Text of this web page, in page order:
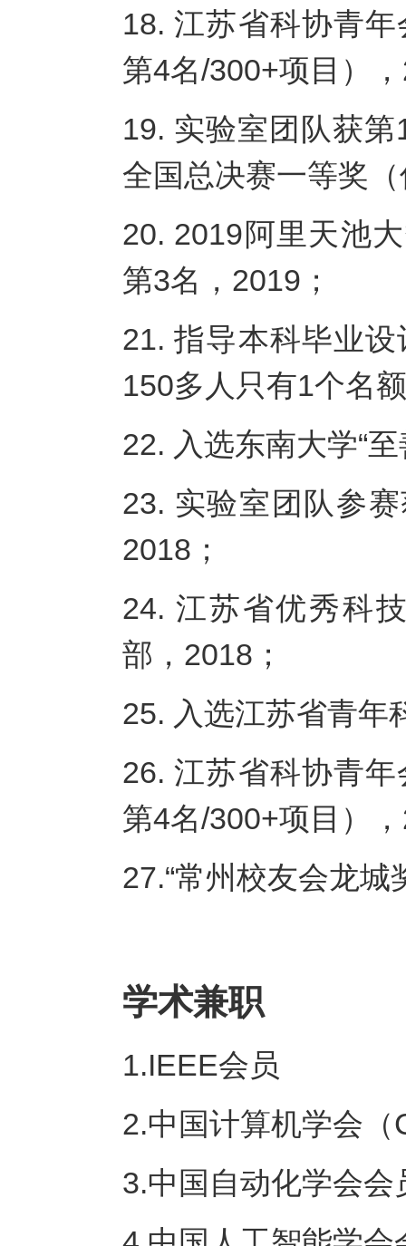
18. 江苏省科协青
第4名/300+项目）
19. 实验室团队获
全国总决赛一等奖
20. 2019阿里天池
第3名，2019；
21. 指导本科毕业
150多人只有1个名
22. 入选东南大学“
23. 实验室团队参
2018；
24. 江苏省优秀科
部，2018；
25. 入选江苏省青年
26. 江苏省科协青
第4名/300+项目）
27.“常州校友会龙城
学术兼职
1.IEEE会员
2.中国计算机学会
3.中国自动化学会会